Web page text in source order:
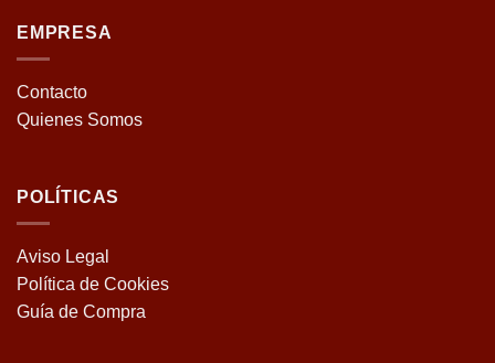
EMPRESA
Contacto
Quienes Somos
POLÍTICAS
Aviso Legal
Política de Cookies
Guía de Compra